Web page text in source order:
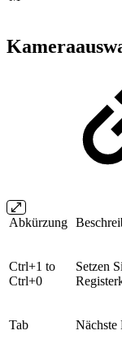
Abkürzung
Ctrl+1 to
Ctrl+0
Setzen
Tab Nächste